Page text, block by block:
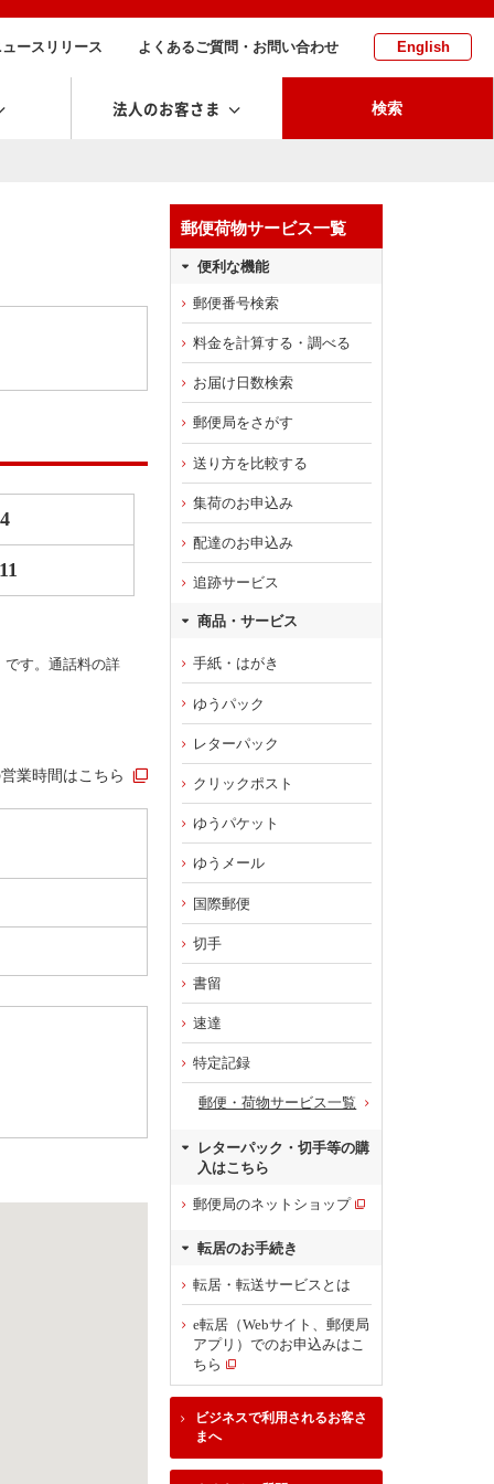
ュースリリース よくあるご質問・お問い合わせ English
法人のお客さま 検索
す。通話料の詳
業時間はこちら
郵便荷物サービス一覧
便利な機能
郵便番号検索
料金を計算する・調べる
お届け日数検索
郵便局をさがす
送り方を比較する
集荷のお申込み
配達のお申込み
追跡サービス
商品・サービス
手紙・はがき
ゆうパック
レターパック
クリックポスト
ゆうパケット
ゆうメール
国際郵便
切手
書留
速達
特定記録
郵便・荷物サービス一覧
レターパック・切手等の購
入はこちら
郵便局のネットショップ
転居のお手続き
転居・転送サービスとは
e転居（Webサイト、郵便局
アプリ）でのお申込みはこ
ちら
ビジネスで利用されるお客さ
まへ